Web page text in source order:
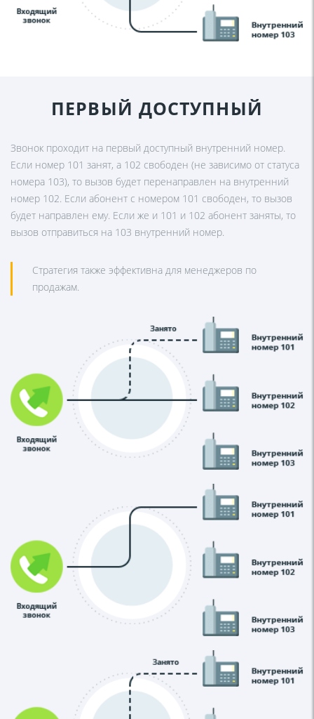
ПЕРВЫЙ ДОСТУПНЫЙ
Звонок проходит на первый доступный внутренний номер.
Если номер 101 занят, а 102 свободен (не зависимо от статуса
номера 103), то вызов будет перенаправлен на внутренний
номер 102. Если абонент с номером 101 свободен, то вызов
будет направлен ему. Если же и 101 и 102 абонент заняты, то
вызов отправиться на 103 внутренний номер.
Стратегия также эффективна для менеджеров по
продажам.